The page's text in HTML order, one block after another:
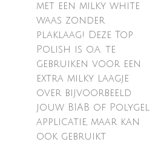
met een milky white
waas zonder
plaklaag! Deze Top
Polish is o.a. te
gebruiken voor een
extra milky laagje
over bijvoorbeeld
jouw BIAB of Polygel
applicatie, maar kan
ook gebruikt